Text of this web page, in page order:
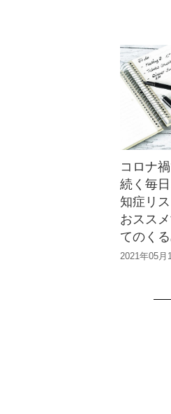
コロナ
続く毎
知症リ
おスス
てのく
2021年05月